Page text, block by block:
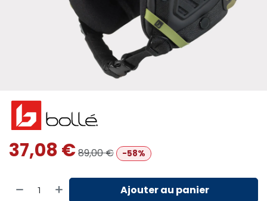
37,08€89,00€ -58%
Ajouter au panier